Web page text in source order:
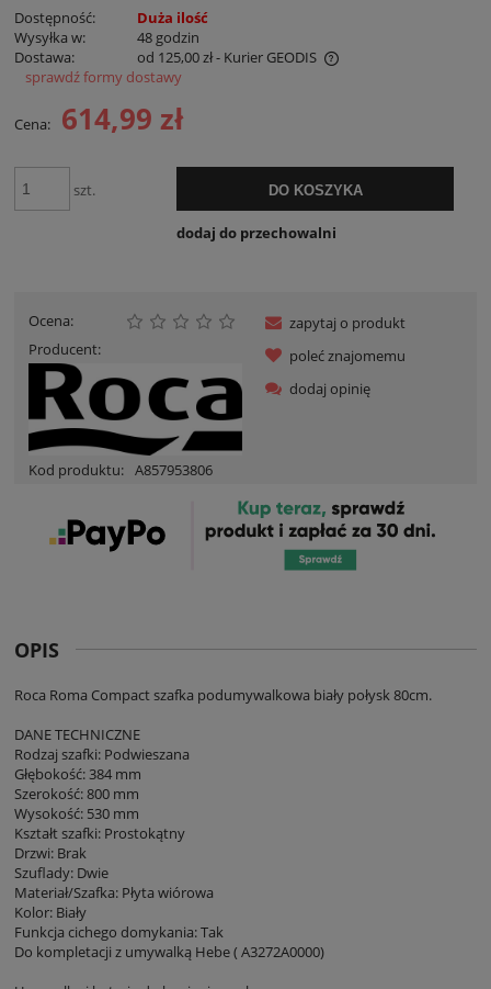
Dostępność:
Duża ilość
Wysyłka w:
48 godzin
Dostawa:
od 125,00 zł- Kurier GEODIS
Cena nie zawiera ewentualnych kosztów płatności
sprawdź formy dostawy
Cena: 614,99 zł
szt. DO KOSZYKA
dodaj do przechowalni
Ocena:
Producent:
Kod produktu: A857953806
zapytaj o produkt
poleć znajomemu
dodaj opinię
OPIS
Roca Roma Compact szafka podumywalkowa biały połysk 80cm.
DANE TECHNICZNE
Rodzaj szafki: Podwieszana
Głębokość: 384 mm
Szerokość: 800 mm
Wysokość: 530 mm
Kształt szafki: Prostokątny
Drzwi: Brak
Szuflady: Dwie
Materiał/Szafka: Płyta wiórowa
Kolor: Biały
Funkcja cichego domykania: Tak
Do kompletacji z umywalką Hebe ( A3272A0000)